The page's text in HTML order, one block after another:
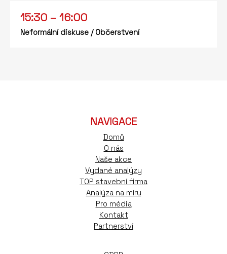
15:30 – 16:00
Neformální diskuse / Občerstvení
NAVIGACE
Domů
O nás
Naše akce
Vydané analýzy
TOP stavební firma
Analýza na míru
Pro média
Kontakt
Partnerství